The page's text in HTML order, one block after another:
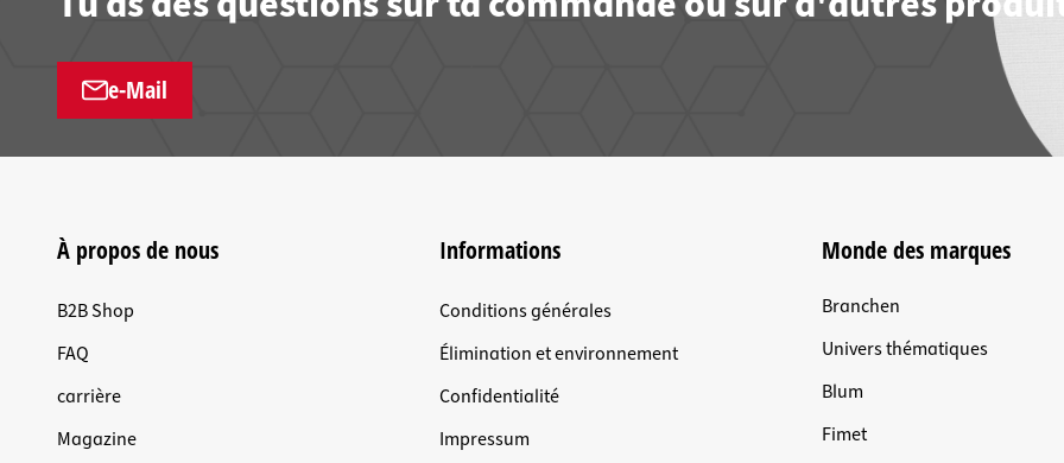
e-Mail
À propos de nous
B2B Shop
FAQ
carrière
Magazine
Informations
Conditions générales
Élimination et environnement
Confidentialité
Impressum
Monde des marques
Branchen
Univers thématiques
Blum
Fimet